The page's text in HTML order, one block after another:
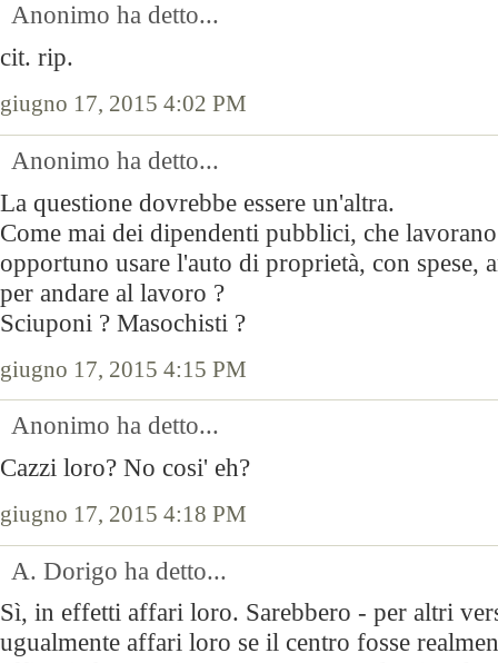
Anonimo ha detto...
cit. rip.
giugno 17, 2015 4:02 PM
Anonimo ha detto...
La questione dovrebbe essere un'altra.
Come mai dei dipendenti pubblici, che
opportuno usare l'auto di proprietà, con spese,
per andare al lavoro ?
Sciuponi ? Masochisti ?
giugno 17, 2015 4:15 PM
Anonimo ha detto...
Cazzi loro? No cosi' eh?
giugno 17, 2015 4:18 PM
A. Dorigo ha detto...
Sì, in effetti affari loro. Sarebbero - per altri
ugualmente affari loro se il centro fosse